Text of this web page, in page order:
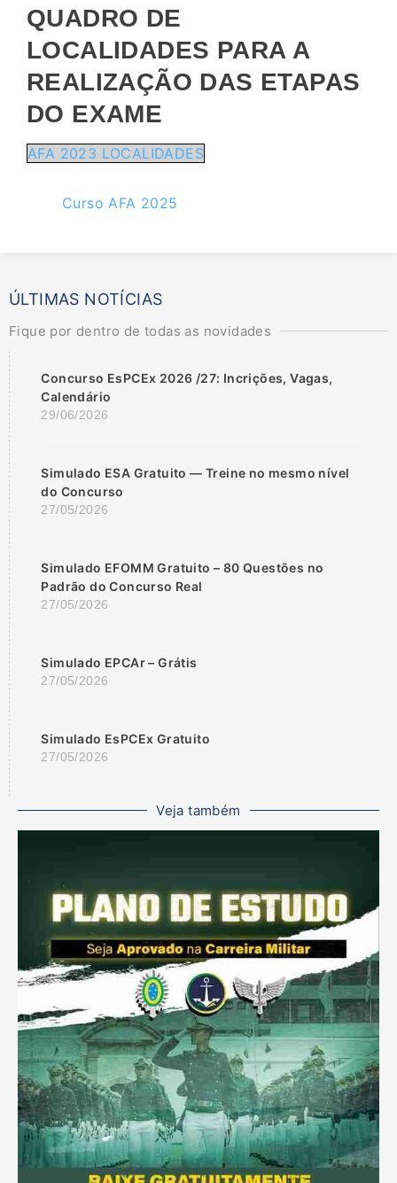
QUADRO DE
LOCALIDADES PARA A
REALIZAÇÃO DAS ETAPAS
DO EXAME
AFA 2023 LOCALIDADES
Curso AFA 2025
ÚLTIMAS NOTÍCIAS
Fique por dentro de todas as novidades
Concurso EsPCEx 2026 /27: Incrições, Vagas,
Calendário
29/06/2026
Simulado ESA Gratuito — Treine no mesmo nível
do Concurso
27/05/2026
Simulado EFOMM Gratuito – 80 Questões no
Padrão do Concurso Real
27/05/2026
Simulado EPCAr – Grátis
27/05/2026
Simulado EsPCEx Gratuito
27/05/2026
Veja também